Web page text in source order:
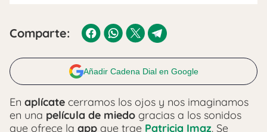
Comparte:
Añadir Cadena Dial en Google
En aplícate cerramos los ojos y nos imaginamos
en una película de miedo gracias a los sonidos
que ofrece la app que trae Patricia Imaz. Se